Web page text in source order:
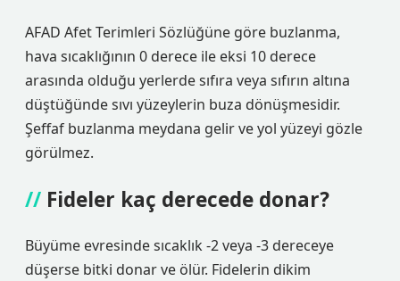
AFAD Afet Terimleri Sözlüğüne göre buzlanma,
hava sıcaklığının 0 derece ile eksi 10 derece
arasında olduğu yerlerde sıfıra veya sıfırın altına
düştüğünde sıvı yüzeylerin buza dönüşmesidir.
Şeffaf buzlanma meydana gelir ve yol yüzeyi gözle
görülmez.
Fideler kaç derecede donar?
Büyüme evresinde sıcaklık -2 veya -3 dereceye
düşerse bitki donar ve ölür. Fidelerin dikim